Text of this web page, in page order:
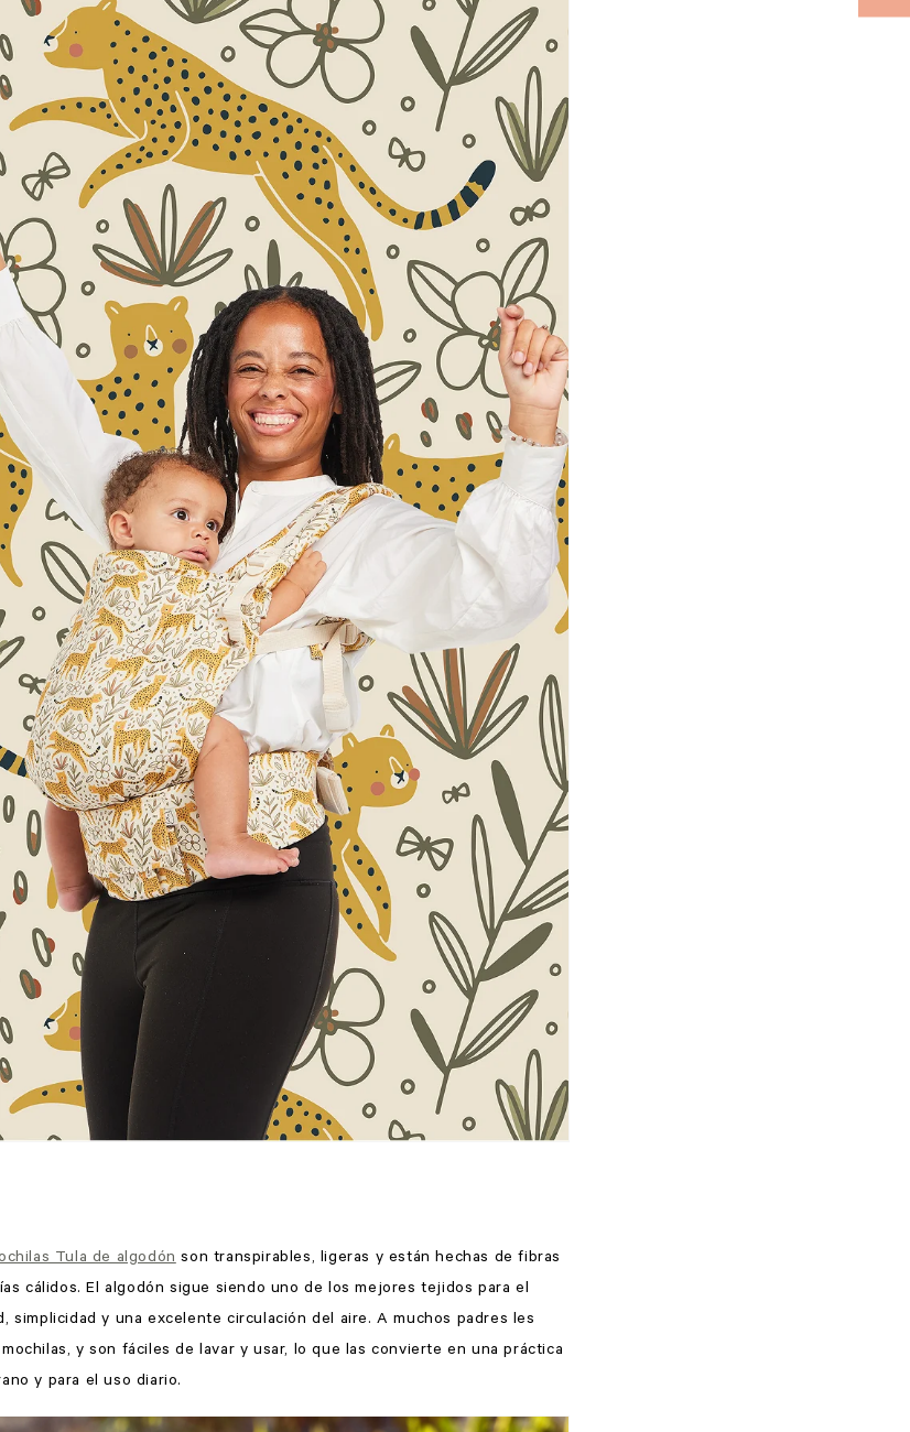
Tula de algodónson transpirables, ligeras y están hechas de fibras
cálidos. El algodón sigue siendo uno de los mejores tejidos para el
simplicidad y una excelente circulación del aire. A muchos padres les
y son fáciles de lavar y usar, lo que las convierte en una práctica
y para el uso diario.